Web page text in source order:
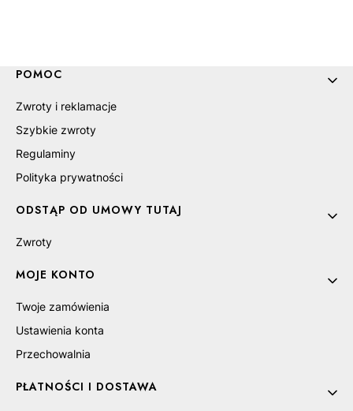
Linki w stopce
POMOC
Zwroty i reklamacje
Szybkie zwroty
Regulaminy
Polityka prywatności
ODSTĄP OD UMOWY TUTAJ
Zwroty
MOJE KONTO
Twoje zamówienia
Ustawienia konta
Przechowalnia
PŁATNOŚCI I DOSTAWA